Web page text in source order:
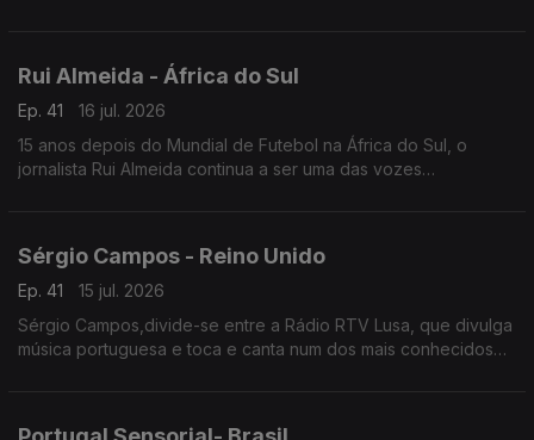
Rui Almeida - África do Sul
Ep. 41
16 jul. 2026
15 anos depois do Mundial de Futebol na África do Sul, o
jornalista Rui Almeida continua a ser uma das vozes
Sérgio Campos - Reino Unido
Ep. 41
15 jul. 2026
Sérgio Campos,divide-se entre a Rádio RTV Lusa, que divulga
música portuguesa e toca e canta num dos mais conhecidos